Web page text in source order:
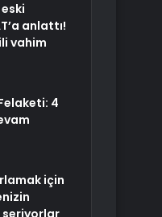
anlattı!
vahim
4
için
seriyorlar